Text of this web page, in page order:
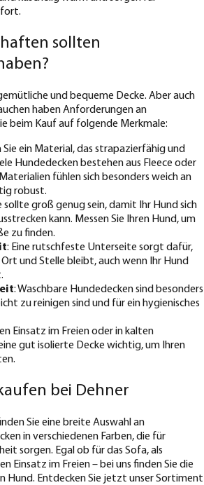
sollten
und bequeme Decke. Aber auch
haben Anforderungen an
beim Kauf auf folgende Merkmale:
Sie ein Material, das strapazierfähig und
Hundedecken bestehen aus Fleece oder
fühlen sich besonders weich an
robust.
sollte groß genug sein, damit Ihr Hund sich
kann. Messen Sie Ihren Hund, um
zu finden.
: Eine rutschfeste Unterseite sorgt dafür,
Ort und Stelle bleibt, auch wenn Ihr Hund
: Waschbare Hundedecken sind besonders
zu reinigen sind und für ein hygienisches
Einsatz im Freien oder in kalten
gut isolierte Decke wichtig, um Ihren
bei Dehner
Sie eine breite Auswahl an
in verschiedenen Farben, die für
sorgen. Egal ob für das Sofa, als
Einsatz im Freien – bei uns finden Sie die
Hund. Entdecken Sie jetzt unser Sortiment